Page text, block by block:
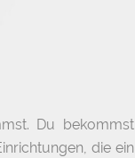
Du bekommst
die ein